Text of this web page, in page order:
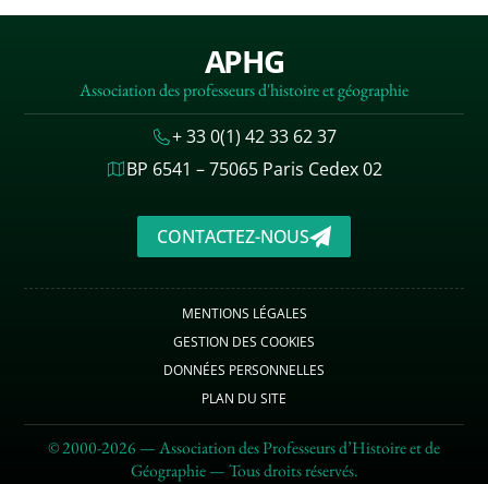
APHG
Association des professeurs d'histoire et géographie
+ 33 0(1) 42 33 62 37
BP 6541 – 75065 Paris Cedex 02
CONTACTEZ-NOUS
MENTIONS LÉGALES
GESTION DES COOKIES
DONNÉES PERSONNELLES
PLAN DU SITE
© 2000-2026 — Association des Professeurs d’Histoire et de
Géographie — Tous droits réservés.